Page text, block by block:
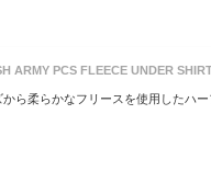
ARMY PCS FLEECE UNDER
ら柔らかなフリースを使用したハー